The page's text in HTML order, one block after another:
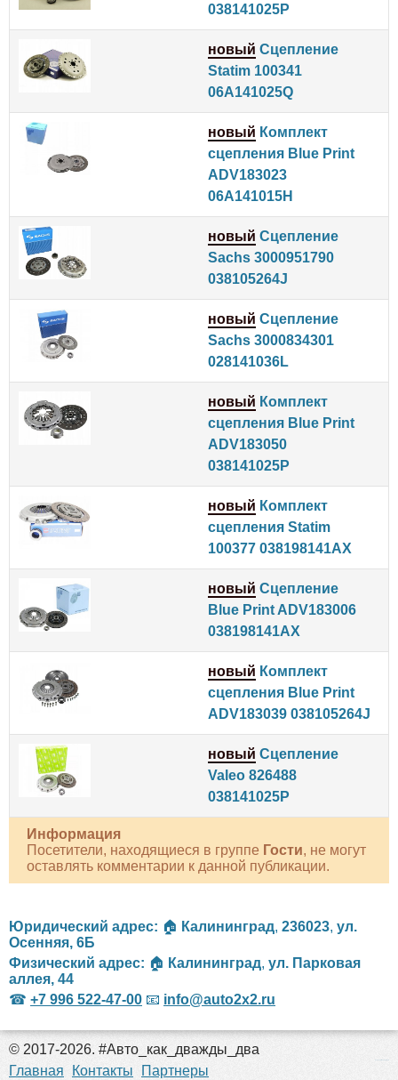
038141025P
новый Сцепление
Statim 100341
06A141025Q
новый Комплект
сцепления Blue Print
ADV183023
06A141015H
новый Сцепление
Sachs 3000951790
038105264J
новый Сцепление
Sachs 3000834301
028141036L
новый Комплект
сцепления Blue Print
ADV183050
038141025P
новый Комплект
сцепления Statim
100377 038198141AX
новый Сцепление
Blue Print ADV183006
038198141AX
новый Комплект
сцепления Blue Print
ADV183039 038105264J
новый Сцепление
Valeo 826488
038141025P
Информация
Посетители, находящиеся в группе Гости, не могут
оставлять комментарии к данной публикации.
Юридический адрес: 🏠 Калининград, 236023, ул.
Осенняя, 6Б
Физический адрес: 🏠 Калининград, ул. Парковая
аллея, 44
☎ +7 996 522-47-00 📧 info@auto2x2.ru
© 2017-2026. #Авто_как_дважды_два
Главная
Контакты Партнеры